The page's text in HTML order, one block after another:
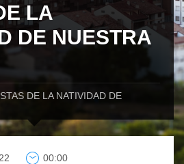
LA
DE NUESTRA
DE LA NATIVIDAD DE
00:00